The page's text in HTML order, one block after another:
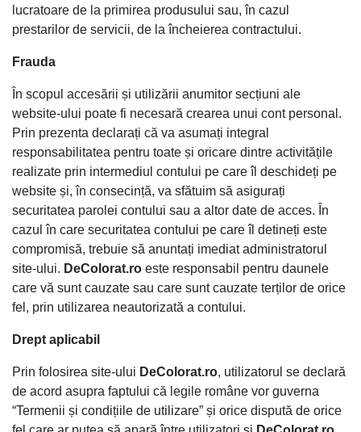
lucratoare de la primirea produsului sau, în cazul
prestarilor de servicii, de la încheierea contractului.
Frauda
În scopul accesării și utilizării anumitor secțiuni ale
website-ului poate fi necesară crearea unui cont personal.
Prin prezenta declarați că va asumați integral
responsabilitatea pentru toate și oricare dintre activitățile
realizate prin intermediul contului pe care îl deschideți pe
website și, în consecință, va sfătuim să asigurați
securitatea parolei contului sau a altor date de acces. În
cazul în care securitatea contului pe care îl detineți este
compromisă, trebuie să anuntați imediat administratorul
site-ului. DeColorat.ro este responsabil pentru daunele
care vă sunt cauzate sau care sunt cauzate terților de orice
fel, prin utilizarea neautorizată a contului.
Drept aplicabil
Prin folosirea site-ului DeColorat.ro, utilizatorul se declară
de acord asupra faptului că legile române vor guverna
“Termenii și condițiile de utilizare” și orice dispută de orice